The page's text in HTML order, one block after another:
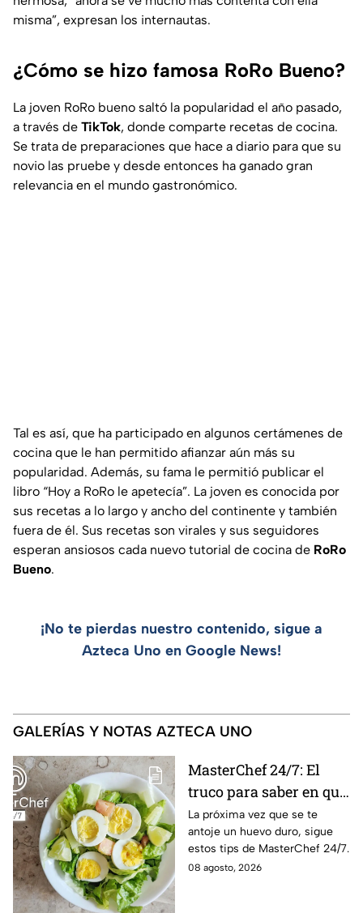
misma”, expresan los internautas.
¿Cómo se hizo famosa RoRo Bueno?
La joven RoRo bueno saltó la popularidad el año pasado,
a través de TikTok, donde comparte recetas de cocina.
Se trata de preparaciones que hace a diario para que su
novio las pruebe y desde entonces ha ganado gran
relevancia en el mundo gastronómico.
Tal es así, que ha participado en algunos certámenes de
cocina que le han permitido afianzar aún más su
popularidad. Además, su fama le permitió publicar el
libro “Hoy a RoRo le apetecía”. La joven es conocida por
sus recetas a lo largo y ancho del continente y también
fuera de él. Sus recetas son virales y sus seguidores
esperan ansiosos cada nuevo tutorial de cocina de RoRo
Bueno.
¡No te pierdas nuestro contenido, sigue a
Azteca Uno en Google News!
GALERÍAS Y NOTAS AZTECA UNO
MasterChef 24/7: El
truco para saber en qué
momento está listo un
huevo cocido
La próxima vez que se te
antoje un huevo duro, sigue
estos tips de MasterChef 24/7.
08 agosto, 2026